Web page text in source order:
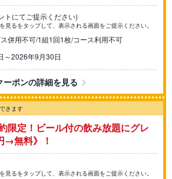
トにてご提示ください)
見るをタップして、表示される画面をご提示ください。
併用不可/1組1回1枚/コース利用不可
～2026年9月30日
ーポンの詳細を見る
きます
限定！ビール付の飲み放題にグレ
→無料》！
見るをタップして、表示される画面をご提示ください。